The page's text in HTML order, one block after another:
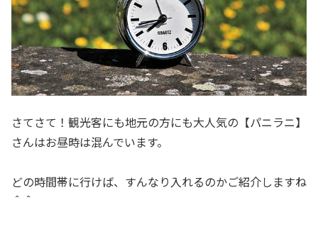
さてさて！観光客にも地元の方にも大人気の【パニラニ】
さんはお昼時は混んでいます。
どの時間帯に行けば、すんなり入れるのかご紹介しますね
＾＾